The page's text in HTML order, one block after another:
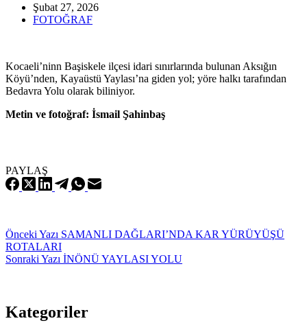
Şubat 27, 2026
FOTOĞRAF
Kocaeli’ninn Başiskele ilçesi idari sınırlarında bulunan Aksığın
Köyü’nden, Kayaüstü Yaylası’na giden yol; yöre halkı tarafından
Bedavra Yolu olarak biliniyor.
Metin ve fotoğraf: İsmail Şahinbaş
PAYLAŞ
Önceki Yazı SAMANLI DAĞLARI’NDA KAR YÜRÜYÜŞÜ
ROTALARI
Sonraki Yazı İNÖNÜ YAYLASI YOLU
Kategoriler